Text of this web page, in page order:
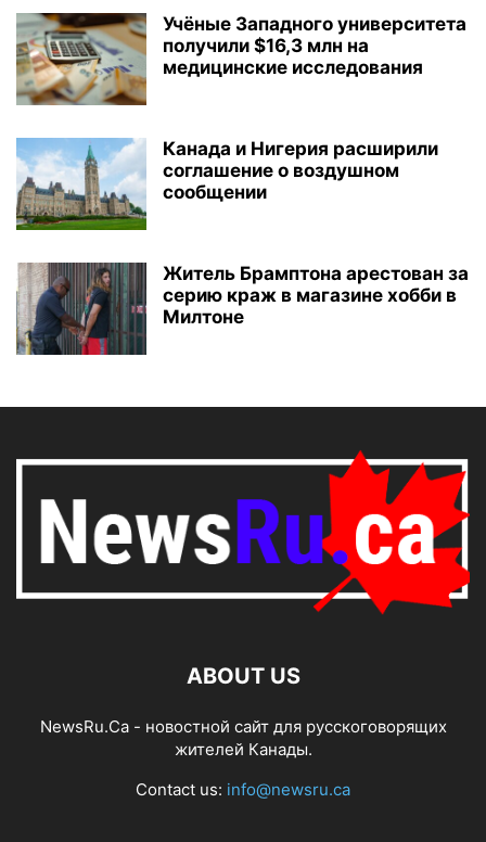
Учёные Западного университета
получили $16,3 млн на
медицинские исследования
Канада и Нигерия расширили
соглашение о воздушном
сообщении
Житель Брамптона арестован за
серию краж в магазине хобби в
Милтоне
ABOUT US
NewsRu.Ca - новостной сайт для русскоговорящих
жителей Канады.
Contact us: info@newsru.ca